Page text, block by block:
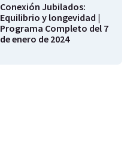
Conexión Jubilados:
Equilibrio y longevidad |
Programa Completo del 7
de enero de 2024